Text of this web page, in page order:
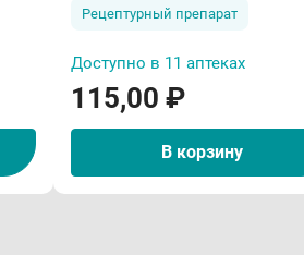
Рецептурный препарат
Доступно в 11 аптеках
115,00 ₽
В корзину